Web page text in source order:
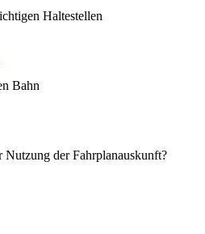
Haltestellen
Bahn
Nutzung der Fahrplanauskunft?